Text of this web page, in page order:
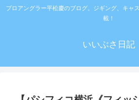
プロアングラー平松慶のブログ。ジギング、キャ
載！
いいぶさ日記